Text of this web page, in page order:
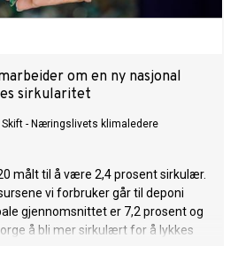
om en ny nasjonal
sirkularitet
Skift - Næringslivets klimaledere
målt til å være 2,4 prosent sirkulær.
vi forbruker går til deponi
gjennomsnittet er 7,2 prosent og
å bli mer sirkulært for å lykkes